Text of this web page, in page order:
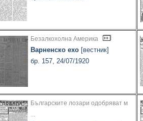
Безалкохолна Америка
Варненско ехо [вестник]
бр. 157, 24/07/1920
Българските лозари одобряват м
...